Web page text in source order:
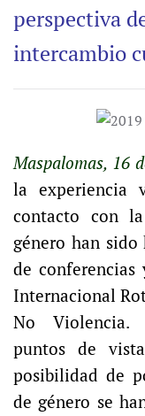
perspectiva
intercambio
Maspalomas, 16
la experiencia
contacto con
género han
de
Internacional
No Violencia.
puntos de
posibilidad de
de género se